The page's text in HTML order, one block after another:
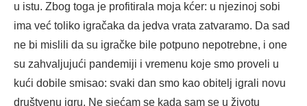
u istu. Zbog toga je profitirala moja kćer: u njezinoj sobi
ima već toliko igračaka da jedva vrata zatvaramo. Da sad
ne bi mislili da su igračke bile potpuno nepotrebne, i one
su zahvaljujući pandemiji i vremenu koje smo proveli u
kući dobile smisao: svaki dan smo kao obitelj igrali novu
društvenu igru. Ne sjećam se kada sam se u životu